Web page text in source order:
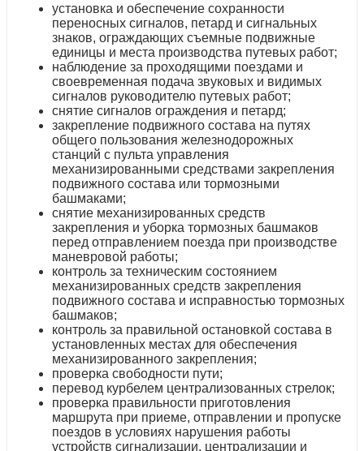
установка и обеспечение сохранности
переносных сигналов, петард и сигнальных
знаков, ограждающих съемные подвижные
единицы и места производства путевых работ;
наблюдение за проходящими поездами и
своевременная подача звуковых и видимых
сигналов руководителю путевых работ;
снятие сигналов ограждения и петард;
закрепление подвижного состава на путях
общего пользования железнодорожных
станций с пульта управления
механизированными средствами закрепления
подвижного состава или тормозными
башмаками;
снятие механизированных средств
закрепления и уборка тормозных башмаков
перед отправлением поезда при производстве
маневровой работы;
контроль за техническим состоянием
механизированных средств закрепления
подвижного состава и исправностью тормозных
башмаков;
контроль за правильной остановкой состава в
установленных местах для обеспечения
механизированного закрепления;
проверка свободности пути;
перевод курбелем централизованных стрелок;
проверка правильности приготовления
маршрута при приеме, отправлении и пропуске
поездов в условиях нарушения работы
устройств сигнализации, централизации и